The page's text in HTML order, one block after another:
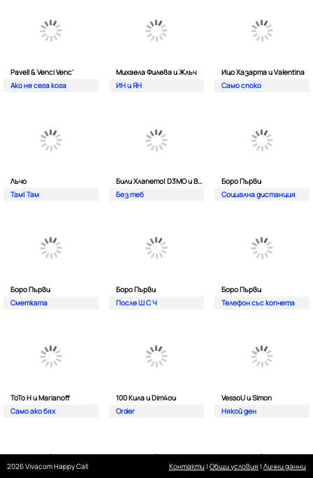
Pavell & Venci Venc'
Ако не сега кога
Михаела Филева и Жлъч
ИН и ЯН
Ицо Хазарта и Valentina
Само споко
Лъчо
Там| Там
Били Хлапето| D3MO и BREVIS
Без теб
Боро Първи
Социална дистанция
Боро Първи
Сметката
Боро Първи
После Ш С Ч
Боро Първи
Телефон със копчета
ТоТо Н и Marianoff
Само ако бях
100 Кила и Dim4ou
Order
VessoU и Simon
Някой ден
2026 Vivacom Happy Call Контакти| Общи условия | Лични данни